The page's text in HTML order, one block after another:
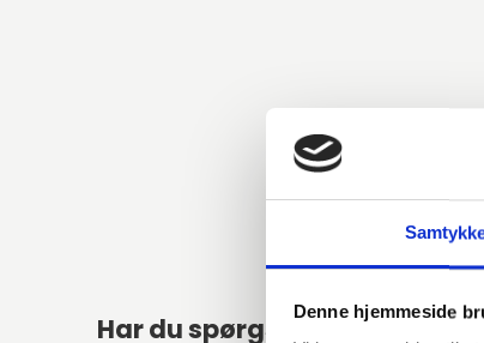
Denne hjemmeside
Har du spørgsmål?